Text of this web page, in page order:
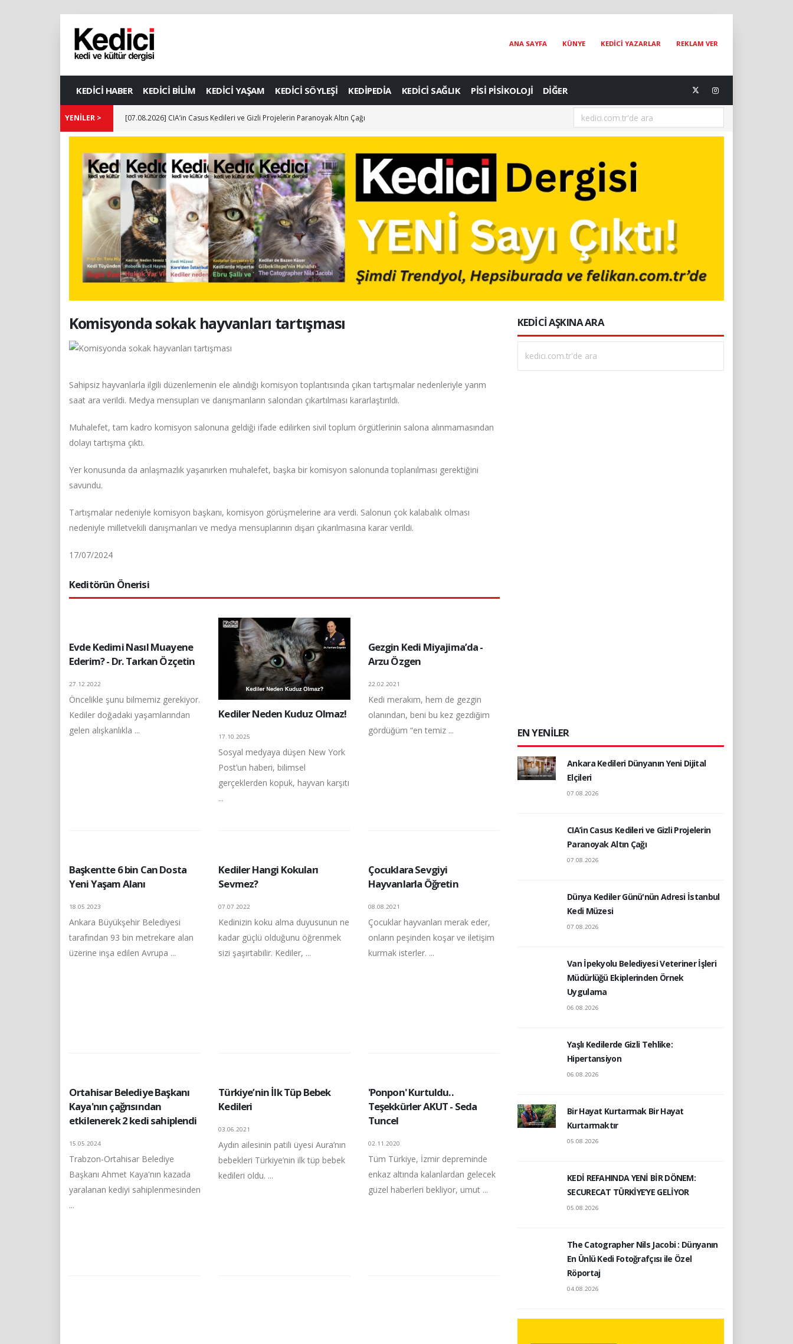
ANA SAYFA KÜNYE KEDİCİ YAZARLAR REKLAM VER
KEDİCİ HABER KEDİCİ BİLİM KEDİCİ YAŞAM KEDİCİ SÖYLEŞİ KEDİPEDİA KEDİCİ SAĞLIK PİSİ PİSİKOLOJİ DİĞER
YENİLER > [07.08.2026] CIA’in Casus Kedileri ve Gizli Projelerin Paranoyak Altın Çağı [07.08.2026] Dünya Kediler Günü'nün Adresi İstanbul Kedi Müzesi
Komisyonda sokak hayvanları tartışması
Sahipsiz hayvanlarla ilgili düzenlemenin ele alındığı komisyon toplantısında çıkan tartışmalar nedenleriyle yarım
saat ara verildi. Medya mensupları ve danışmanların salondan çıkartılması kararlaştırıldı.
Muhalefet, tam kadro komisyon salonuna geldiği ifade edilirken sivil toplum örgütlerinin salona alınmamasından
dolayı tartışma çıktı.
Yer konusunda da anlaşmazlık yaşanırken muhalefet, başka bir komisyon salonunda toplanılması gerektiğini
savundu.
Tartışmalar nedeniyle komisyon başkanı, komisyon görüşmelerine ara verdi. Salonun çok kalabalık olması
nedeniyle milletvekili danışmanları ve medya mensuplarının dışarı çıkarılmasına karar verildi.
17/07/2024
Keditörün Önerisi
Evde Kedimi Nasıl Muayene
Ederim? - Dr. Tarkan Özçetin
27.12.2022
Öncelikle şunu bilmemiz gerekiyor.
Kediler doğadaki yaşamlarından
gelen alışkanlıkla ...
Kediler Neden Kuduz Olmaz!
17.10.2025
Sosyal medyaya düşen New York
Post’un haberi, bilimsel
gerçeklerden kopuk, hayvan karşıtı
...
Gezgin Kedi Miyajima’da -
Arzu Özgen
22.02.2021
Kedi merakım, hem de gezgin
olanından, beni bu kez gezdiğim
gördüğüm “en temiz ...
Başkentte 6 bin Can Dosta
Yeni Yaşam Alanı
18.05.2023
Ankara Büyükşehir Belediyesi
tarafından 93 bin metrekare alan
üzerine inşa edilen Avrupa ...
Kediler Hangi Kokuları
Sevmez?
07.07.2022
Kedinizin koku alma duyusunun ne
kadar güçlü olduğunu öğrenmek
sizi şaşırtabilir. Kediler, ...
Çocuklara Sevgiyi
Hayvanlarla Öğretin
08.08.2021
Çocuklar hayvanları merak eder,
onların peşinden koşar ve iletişim
kurmak isterler. ...
Ortahisar Belediye Başkanı
Kaya'nın çağrısından
etkilenerek 2 kedi sahiplendi
15.05.2024
Trabzon-Ortahisar Belediye
Başkanı Ahmet Kaya'nın kazada
yaralanan kediyi sahiplenmesinden
...
Türkiye’nin İlk Tüp Bebek
Kedileri
03.06.2021
Aydın ailesinin patili üyesi Aura’nın
bebekleri Türkiye’nin ilk tüp bebek
kedileri oldu. ...
'Ponpon' Kurtuldu..
Teşekkürler AKUT - Seda
Tuncel
02.11.2020
Tüm Türkiye, İzmir depreminde
enkaz altında kalanlardan gelecek
güzel haberleri bekliyor, umut ...
KEDİCİ AŞKINA ARA
EN YENİLER
Ankara Kedileri Dünyanın Yeni Dijital
Elçileri
07.08.2026
CIA’in Casus Kedileri ve Gizli Projelerin
Paranoyak Altın Çağı
07.08.2026
Dünya Kediler Günü'nün Adresi İstanbul
Kedi Müzesi
07.08.2026
Van İpekyolu Belediyesi Veteriner İşleri
Müdürlüğü Ekiplerinden Örnek
Uygulama
06.08.2026
Yaşlı Kedilerde Gizli Tehlike:
Hipertansiyon
06.08.2026
Bir Hayat Kurtarmak Bir Hayat
Kurtarmaktır
05.08.2026
KEDİ REFAHINDA YENİ BİR DÖNEM:
SECURECAT TÜRKİYE’YE GELİYOR
05.08.2026
The Catographer Nils Jacobi : Dünyanın
En Ünlü Kedi Fotoğrafçısı ile Özel
Röportaj
04.08.2026